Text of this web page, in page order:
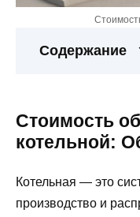
Содержание
Стоимость
котельной:
Котельная — это
производство и